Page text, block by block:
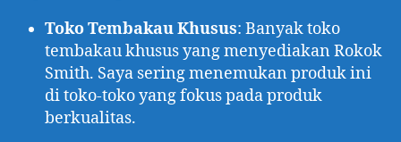
Toko Tembakau Khusus: Banyak toko
tembakau khusus yang menyediakan Rokok
Smith. Saya sering menemukan produk ini
di toko-toko yang fokus pada produk
berkualitas.